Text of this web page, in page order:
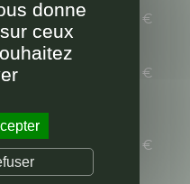
75cl 43,00 €
39,00 €
de
30,00 €
donne
ceux